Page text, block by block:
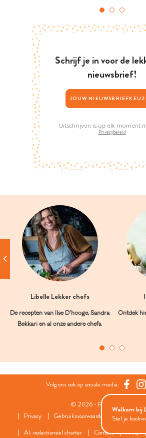
Schrijf je in voor de
nieuwsbrief!
Uitschrijven is op elk moment
Privacybeleid
Libelle Lekker chefs
De recepten van Ilse D’hooge, Sandra
Bekkari en al onze andere chefs.
Ontdek
Volg ons ook op sociale media:
© 2026 - Roularta Media
Privacy
Gebruiksvoorwaarden Cookies
AI: redactioneel charter
Contact FAQ
Welkom bij
Stel je